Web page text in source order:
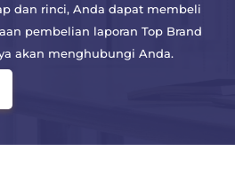
dan rinci, Anda dapat membeli
pembelian laporan Top Brand
akan menghubungi Anda.